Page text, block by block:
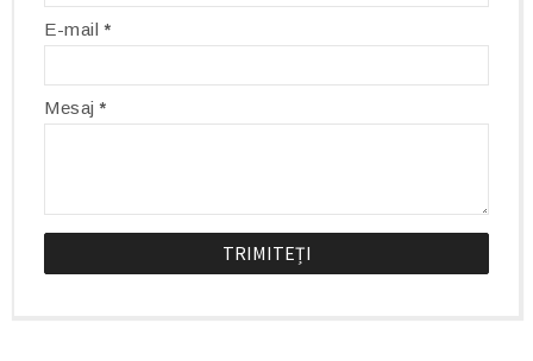
E-mail*
Mesaj*